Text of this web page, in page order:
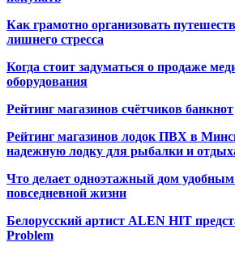
Как грамотно организовать
лишнего стресса
Когда стоит задуматься о продаже
оборудования
Рейтинг магазинов счётчиков банкнот
Рейтинг магазинов лодок ПВХ в
надежную лодку для рыбалки и
Что делает одноэтажный дом удобным
повседневной жизни
Белорусский артист ALEN HIT
Problem